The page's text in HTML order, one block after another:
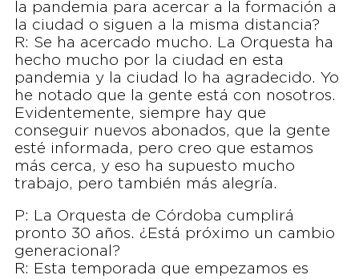
la pandemia para acercar a la formación a
la ciudad o siguen a la misma distancia?
R: Se ha acercado mucho. La Orquesta ha
hecho mucho por la ciudad en esta
pandemia y la ciudad lo ha agradecido. Yo
he notado que la gente está con nosotros.
Evidentemente, siempre hay que
conseguir nuevos abonados, que la gente
esté informada, pero creo que estamos
más cerca, y eso ha supuesto mucho
trabajo, pero también más alegría.
P: La Orquesta de Córdoba cumplirá
pronto 30 años. ¿Está próximo un cambio
generacional?
R: Esta temporada que empezamos es